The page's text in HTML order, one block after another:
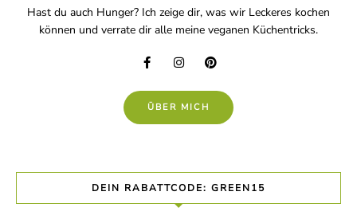
Hast du auch Hunger? Ich zeige dir, was wir Leckeres kochen
können und verrate dir alle meine veganen Küchentricks.
ÜBER MICH
DEIN RABATTCODE: GREEN15